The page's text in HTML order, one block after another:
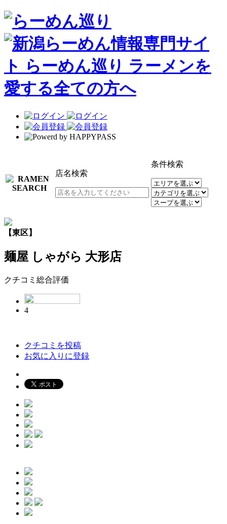
店名検索
条件検索
【東区】
麺屋 しゃがら 大形店
クチコミ総合評価
4
クチコミを投稿
お気に入りに登録